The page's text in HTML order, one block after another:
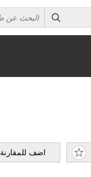
اضف للمقارنة